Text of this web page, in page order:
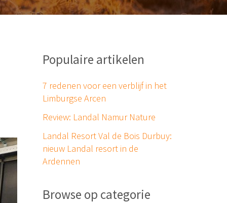
Populaire artikelen
7 redenen voor een verblijf in het
Limburgse Arcen
Review: Landal Namur Nature
Landal Resort Val de Bois Durbuy:
nieuw Landal resort in de
Ardennen
Browse op categorie